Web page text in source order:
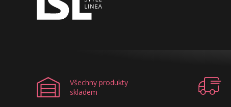
Všechny produkty
skladem